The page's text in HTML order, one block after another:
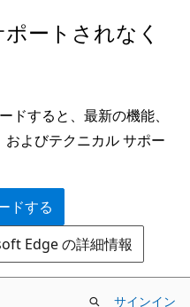
ートされなく
すると、最新の機能、
よびテクニカル サポー
ドする
Edge の詳細情報
サインイン